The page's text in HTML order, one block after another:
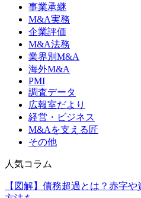
事業承継
M&A実務
企業評価
M&A法務
業界別M&A
海外M&A
PMI
調査データ
広報室だより
経営・ビジネス
M&Aを支える匠
その他
人気コラム
【図解】債務超過とは？赤字